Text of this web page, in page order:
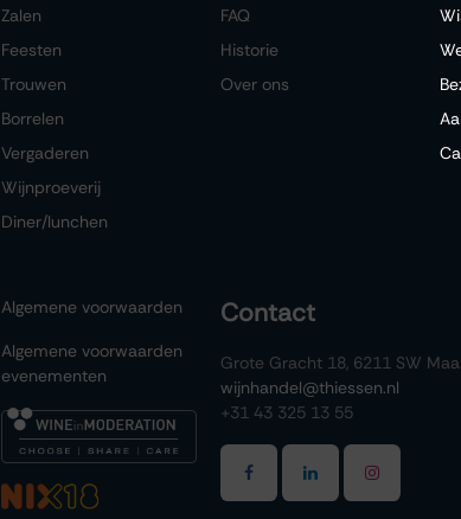
Zalen
Feesten
Trouwen
Borrelen
Vergaderen
Wijnproeverij
Diner/lunchen
FAQ
Historie
Over ons
Algemene voorwaarden
Algemene voorwaarden
evenementen
Contact
Grote Gracht 18, 6211 SW
wijnhandel@thiessen.nl
+31 43 325 13 55